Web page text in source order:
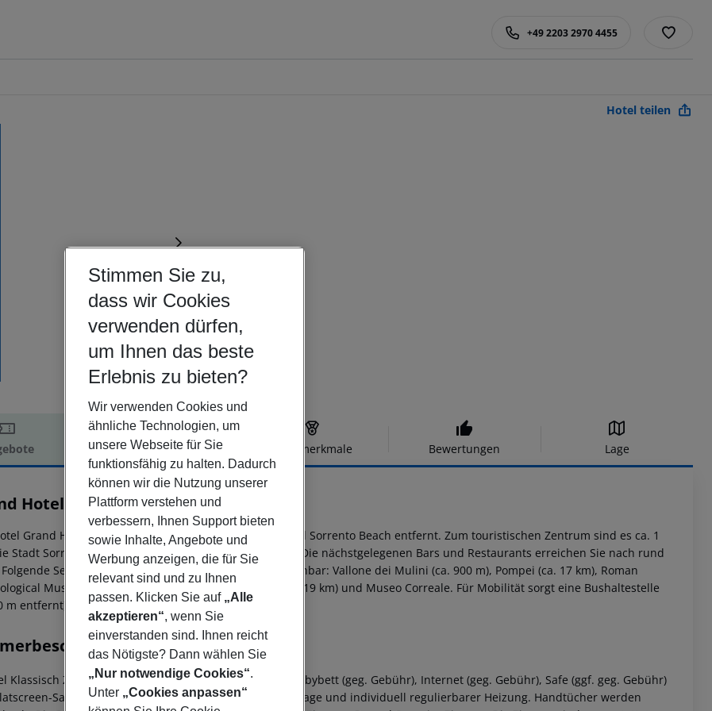
+49 2203 2970 4455
Hotel teilen
Hotelbeschreibung Hotelmerkmale Bewertungen Lage
Hotel Capodimonte
4
Grand Hotel Capodimonte liegt ca. 250 m vom Strand Sorrento Beach entfernt. Zum touristischen Zentrum sind es ca. 1
Stadt Sorrento ist ca. 1 km entfernt (Amalfi ca. 31 km). Die nächstgelegenen Bars und Restaurants erreichen Sie nach rund
Sehenswürdigkeiten sind vom Hotel aus erreichbar: Vallone dei Mulini (ca. 900 m), Pompei (ca. 17 km), Roman
Museum MAR (ca. 10 km), Museum of Paper (ca. 19 km) und Museo Correale. Für Mobilität sorgt eine Bushaltestelle
m entfernt). Der Flughafen (NAP) ist ca. 53 km entfernt.
Klassisch Zimmer: Die Zimmer sind ausgestattet mit Babybett (geg. Gebühr), Internet (geg. Gebühr), Safe (ggf. geg. Gebühr)
Sat-TV sowie individuell regulierbarer Klimaanlage und individuell regulierbarer Heizung. Handtücher werden
Stimmen Sie zu,
dass wir Cookies
verwenden dürfen,
um Ihnen das beste
Erlebnis zu bieten?
Wir verwenden Cookies und
ähnliche Technologien, um
unsere Webseite für Sie
funktionsfähig zu halten. Dadurch
können wir die Nutzung unserer
Plattform verstehen und
verbessern, Ihnen Support bieten
sowie Inhalte, Angebote und
Werbung anzeigen, die für Sie
relevant sind und zu Ihnen
passen. Klicken Sie auf „Alle
akzeptieren“, wenn Sie
einverstanden sind. Ihnen reicht
das Nötigste? Dann wählen Sie
„Nur notwendige Cookies“.
Unter „Cookies anpassen“